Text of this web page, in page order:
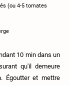
(ou 4-5 tomates
10 min dans un
qu'il demeure
Égoutter et mettre